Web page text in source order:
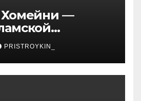
Хомейни —
его биография
роль в
и
его
PRISTROYKIN_